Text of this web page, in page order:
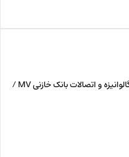
استراکچر فلزی گالوانیزه و اتصالات بانک خازنی MV /